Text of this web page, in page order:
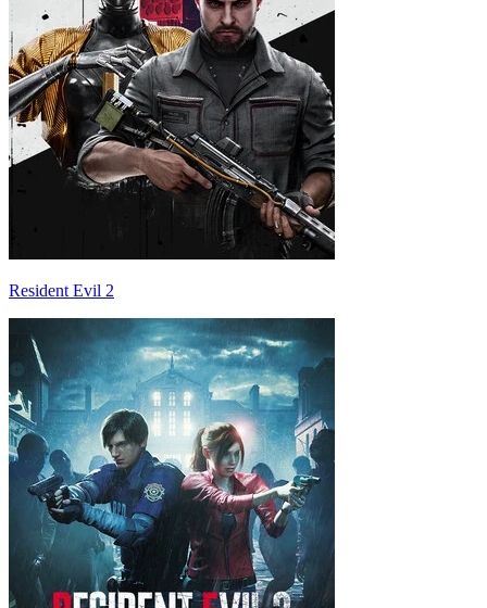
Resident Evil 2